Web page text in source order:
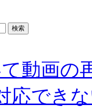
動画の
応でき